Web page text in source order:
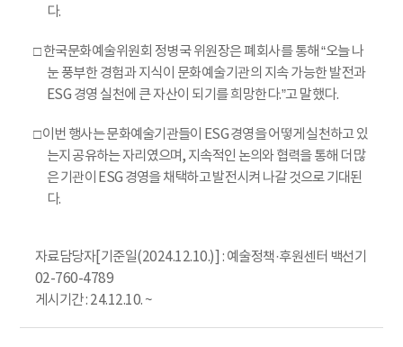
다.
□ 한국문화예술위원회 정병국 위원장은 폐회사를 통해 “오늘 나
눈 풍부한 경험과 지식이 문화예술기관의 지속 가능한 발전과
ESG 경영 실천에 큰 자산이 되기를 희망한다.”고 말했다.
□ 이번 행사는 문화예술기관들이 ESG 경영을 어떻게 실천하고 있
는지 공유하는 자리였으며, 지속적인 논의와 협력을 통해 더 많
은 기관이 ESG 경영을 채택하고 발전시켜 나갈 것으로 기대된
다.
자료담당자[기준일(2024.12.10.)] : 예술정책·후원센터 백선기
02-760-4789
게시기간 : 24.12.10. ~